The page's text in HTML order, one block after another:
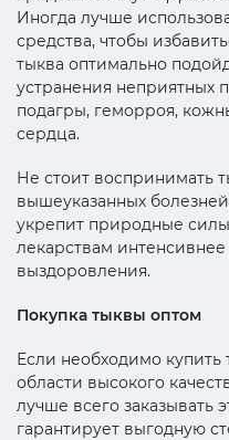
Иногда лучше
средства, чтобы
тыква оптимально
устранения неприятных
подагры, геморроя,
сердца.
Не стоит воспринимать
вышеуказанных
укрепит природные
лекарствам
выздоровления.
Покупка тыквы оптом
Если необходимо купить
области высокого
лучше всего заказывать
гарантирует выгодную